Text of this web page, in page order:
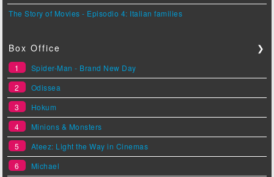
The Story of Movies - Episodio 4: Italian families
Box Office ❯
1
Spider-Man - Brand New Day
2
Odissea
3
Hokum
4
Minions & Monsters
5
Ateez: Light the Way in Cinemas
6
Michael